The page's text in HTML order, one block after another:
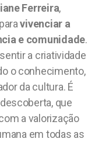
Ferreira,
vivenciar a
e comunidade.
a criatividade
o conhecimento,
da cultura. É
que
a valorização
em todas as